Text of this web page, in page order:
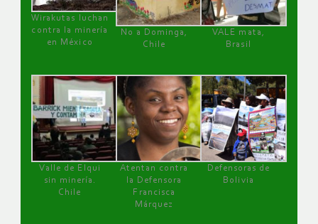
Wirakutas luchan
contra la minería
en México
No a Dominga,
Chile
VALE mata,
Brasil
Valle de Elqui
sin minería.
Chile
Atentan contra
la Defensora
Francisca
Márquez
Defensoras de
Bolivia